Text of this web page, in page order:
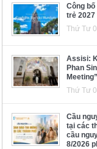
Công
trẻ 2027
Thứ Tư
Assisi:
Phan
Meeting”
Thứ Tư
Cầu
tại các
cầu
8/2026